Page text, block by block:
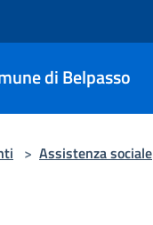
di Belpasso
> Assistenza sociale